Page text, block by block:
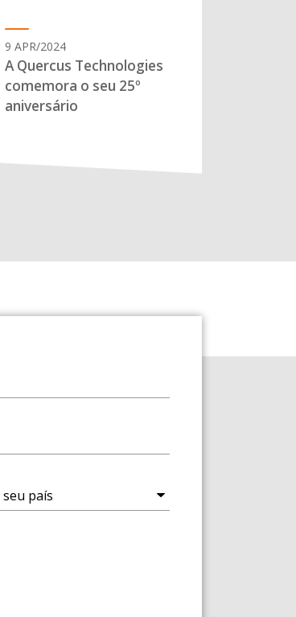
9 APR/2024
A Quercus Technologies
comemora o seu 25º
aniversário